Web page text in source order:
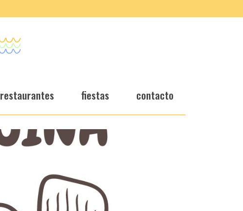
restaurantes fiestas contacto